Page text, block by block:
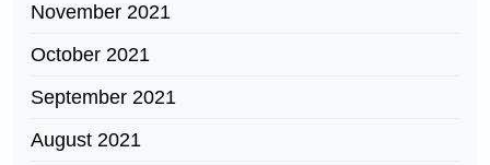
November 2021
October 2021
September 2021
August 2021